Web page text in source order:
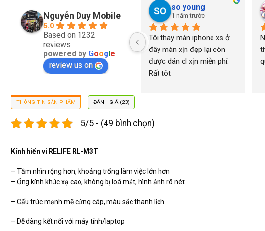
Nguyễn Duy Mobile
5.0
Based on 1232
reviews
powered by Google
review us on
so young
1 năm trước
Tôi thay màn iphone xs ở
đây màn xịn đẹp lại còn
được dán cl xịn miễn phí.
Rất tôt
THÔNG TIN SẢN PHẨM ĐÁNH GIÁ (23)
5/5 - (49 bình chọn)
Kính hiển vi RELIFE RL-M3T
– Tầm nhìn rộng hơn, khoảng trống làm việc lớn hơn
– Ống kính khúc xạ cao, không bị loá mắt, hình ảnh rõ nét
– Cấu trúc mạnh mẽ cứng cáp, màu sắc thanh lịch
– Dễ dàng kết nối với máy tính/laptop